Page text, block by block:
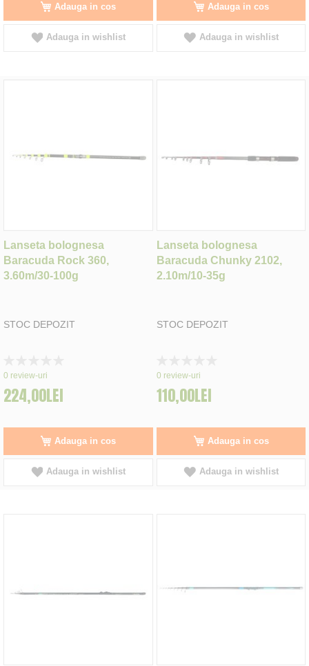
Adauga in cos
Adauga in wishlist
Adauga in cos
Adauga in wishlist
Lanseta bolognesa
Baracuda Rock 360,
3.60m/30-100g
STOC DEPOZIT
0%
0 review-uri
224,00LEI
Adauga in cos
Adauga in wishlist
Lanseta bolognesa
Baracuda Chunky 2102,
2.10m/10-35g
STOC DEPOZIT
0%
0 review-uri
110,00LEI
Adauga in cos
Adauga in wishlist